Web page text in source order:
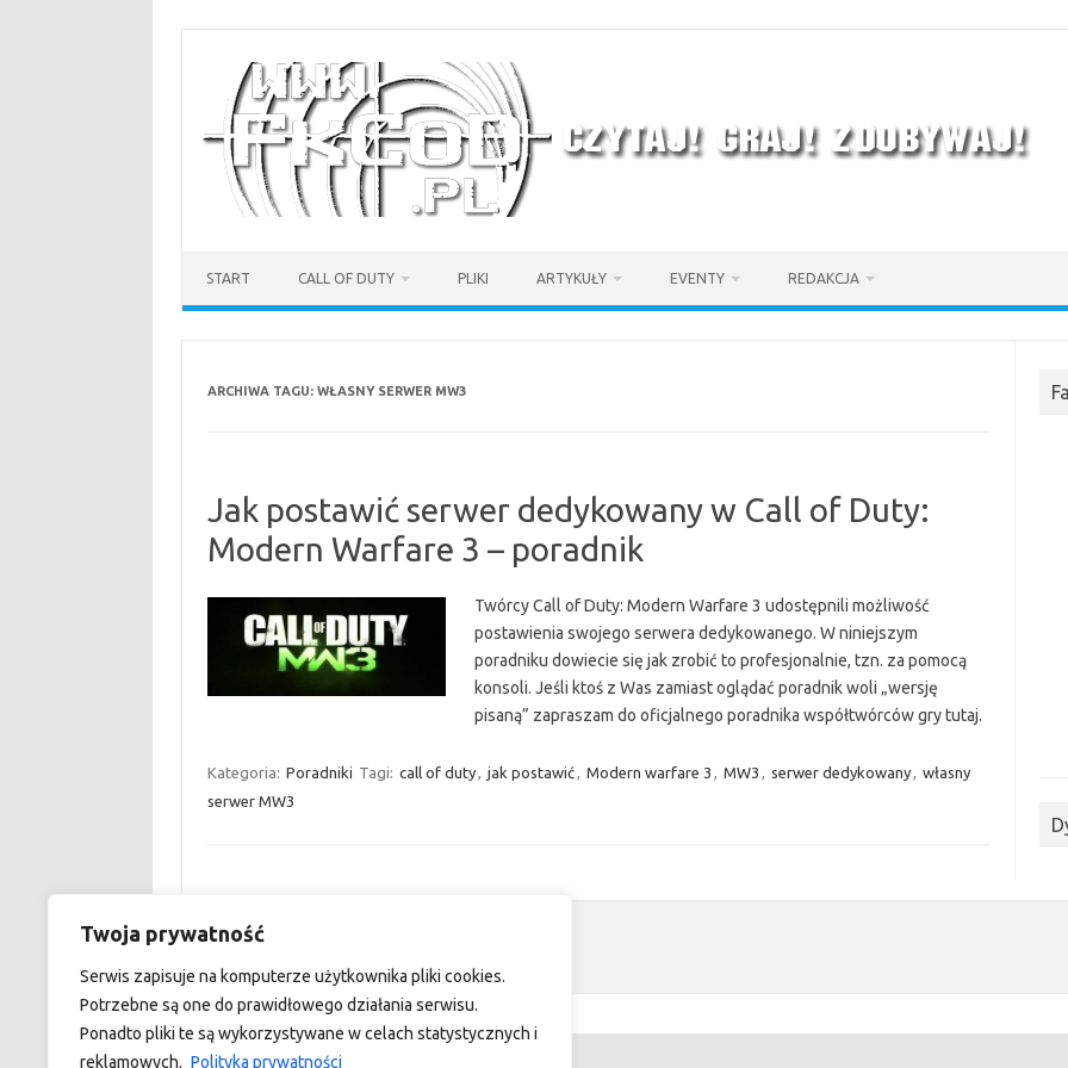
Twoja prywatność
Serwis zapisuje na komputerze użytkownika pliki cookies.
Potrzebne są one do prawidłowego działania serwisu.
Ponadto pliki te są wykorzystywane w celach statystycznych i
reklamowych. Polityka prywatności
START CALL OF DUTY PLIKI ARTYKUŁY EVENTY REDAKCJA
ARCHIWA TAGU: WŁASNY SERWER MW3
Jak postawić serwer dedykowany w Call of Duty:
Modern Warfare 3 – poradnik
Twórcy Call of Duty: Modern Warfare 3 udostępnili możliwość
postawienia swojego serwera dedykowanego. W niniejszym
poradniku dowiecie się jak zrobić to profesjonalnie, tzn. za pomocą
konsoli. Jeśli ktoś z Was zamiast oglądać poradnik woli „wersję
pisaną” zapraszam do oficjalnego poradnika współtwórców gry tutaj.
Kategoria: Poradniki Tagi: call of duty, jak postawić, Modern warfare 3 , MW3 , serwer dedykowany, własny
serwer MW3
custom footer text left